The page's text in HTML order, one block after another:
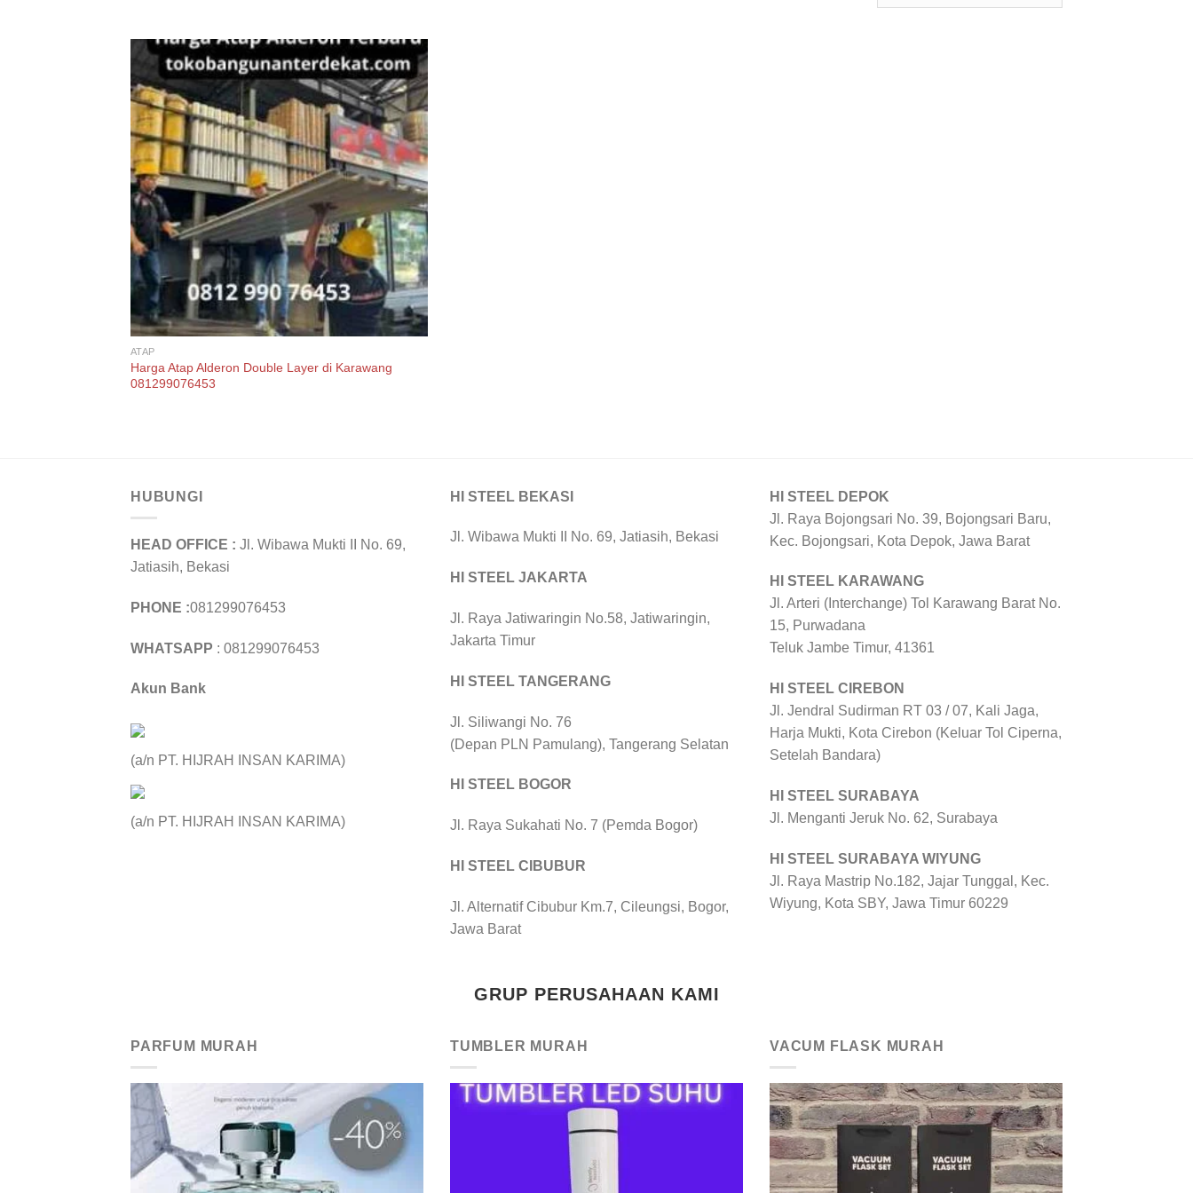
ATAP
Harga Atap Alderon Double Layer di Karawang
081299076453
HUBUNGI
HEAD OFFICE : Jl. Wibawa Mukti II No. 69,
Jatiasih, Bekasi
PHONE :081299076453
WHATSAPP : 081299076453
Akun Bank
(a/n PT. HIJRAH INSAN KARIMA)
(a/n PT. HIJRAH INSAN KARIMA)
HI STEEL BEKASI
Jl. Wibawa Mukti II No. 69, Jatiasih, Bekasi
HI STEEL JAKARTA
Jl. Raya Jatiwaringin No.58, Jatiwaringin,
Jakarta Timur
HI STEEL TANGERANG
Jl. Siliwangi No. 76
(Depan PLN Pamulang), Tangerang Selatan
HI STEEL BOGOR
Jl. Raya Sukahati No. 7 (Pemda Bogor)
HI STEEL CIBUBUR
Jl. Alternatif Cibubur Km.7, Cileungsi, Bogor,
Jawa Barat
HI STEEL DEPOK
Jl. Raya Bojongsari No. 39, Bojongsari Baru,
Kec. Bojongsari, Kota Depok, Jawa Barat
HI STEEL KARAWANG
Jl. Arteri (Interchange) Tol Karawang Barat No.
15, Purwadana
Teluk Jambe Timur, 41361
HI STEEL CIREBON
Jl. Jendral Sudirman RT 03 / 07, Kali Jaga,
Harja Mukti, Kota Cirebon (Keluar Tol Ciperna,
Setelah Bandara)
HI STEEL SURABAYA
Jl. Menganti Jeruk No. 62, Surabaya
HI STEEL SURABAYA WIYUNG
Jl. Raya Mastrip No.182, Jajar Tunggal, Kec.
Wiyung, Kota SBY, Jawa Timur 60229
GRUP PERUSAHAAN KAMI
PARFUM MURAH TUMBLER MURAH VACUM FLASK MURAH